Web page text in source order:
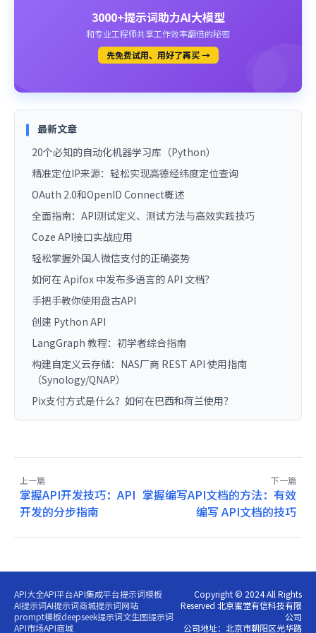
3000+提示词助力AI大模型
和专业工程师共享工作效率翻倍的秘密
先免费试用、用好了再买 →
最新文章
20个必知的自动化机器学习库（Python）
精准定位IP来源：轻松实现高德经纬度定位查询
OAuth 2.0和OpenID Connect概述
全面指南：API测试定义、测试方法与高效实践技巧
Coze API接口实战应用
轻松掌握外国人微信支付的正确姿势
如何在 Apifox 中发布多语言的 API 文档？
手把手教你使用盘古API
创建 Python API
LangGraph 教程：初学者综合指南
构建自定义云存储：NAS厂商 REST API 使用指南
（Synology/QNAP）
Pix支付方式是什么？如何在巴西和荷兰使用？
上一篇
掌握API开发技巧：API
开发的分步指南
下一篇
掌握编写API文档的方法：有效
编写 API文档的技巧
API大全API平台API集成平台提示词模板
AI提示词AI提示词商城提示词网站
prompt模板deepseek提示词文生图提示词
API市场API商城
Copyright © 2024 All Rights
Reserved 北京蜜堂有信科技有限
公司
公司地址：北京市朝阳区光华路